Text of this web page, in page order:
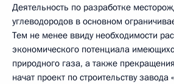
Деятельность по разработке
углеводородов в основном
Тем не менее ввиду необходимости
экономического потенциала
природного газа, а также
начат проект по строительству завода